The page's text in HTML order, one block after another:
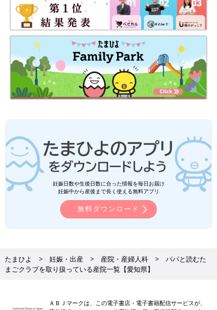
知多郡美浜町
愛知県厚生農業協同組合連合会知多厚生病院
※当サイトへの掲載をご了承いただいた一部産院のみご覧いただ
けます。
※2022年10月時点での情報です。
※本冊子の配布有無について産院へのお問い合わせはご遠慮くだ
さい。
妊娠日数や生後日数に合った情報を毎日お届け
妊娠中から産後まで長く使える無料アプリ
無料ダウンロード
たまひよ 妊娠・出産 産院・産婦人科
パパと読むた
まごクラブを取り扱っている産院一覧【愛知県】
ＡＢＪマークは、この電子書店・電子書籍配信サービスが、